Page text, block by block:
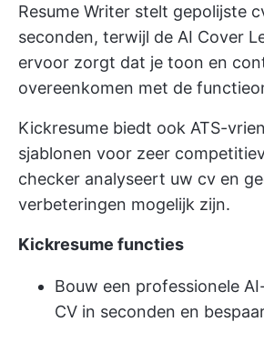
Resume Writer stelt gepolijste
seconden, terwijl de AI Cover
ervoor zorgt dat je toon en
overeenkomen met de
Kickresume biedt ook ATS-
sjablonen voor zeer
checker analyseert uw cv en
verbeteringen mogelijk zijn.
Kickresume functies
Bouw een professionele
CV in seconden en